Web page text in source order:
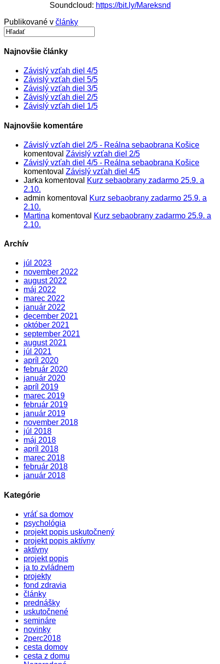
Soundcloud: https://bit.ly/Mareksnd
Publikované v články
Najnovšie články
Závislý vzťah diel 4/5
Závislý vzťah diel 5/5
Závislý vzťah diel 3/5
Závislý vzťah diel 2/5
Závislý vzťah diel 1/5
Najnovšie komentáre
Závislý vzťah diel 2/5 - Reálna sebaobrana Košice
komentoval Závislý vzťah diel 2/5
Závislý vzťah diel 4/5 - Reálna sebaobrana Košice
komentoval Závislý vzťah diel 4/5
Jarka komentoval
Kurz sebaobrany zadarmo 25.9. a
2.10.
admin komentoval
Kurz sebaobrany zadarmo 25.9. a
2.10.
Martina komentoval
Kurz sebaobrany zadarmo 25.9. a
2.10.
Archív
júl 2023
november 2022
august 2022
máj 2022
marec 2022
január 2022
december 2021
október 2021
september 2021
august 2021
júl 2021
apríl 2020
február 2020
január 2020
apríl 2019
marec 2019
február 2019
január 2019
november 2018
júl 2018
máj 2018
apríl 2018
marec 2018
február 2018
január 2018
Kategórie
vráť sa domov
psychológia
projekt popis uskutočnený
projekt popis aktívny
aktívny
projekt popis
ja to zvládnem
projekty
fond zdravia
články
prednášky
uskutočnené
semináre
novinky
2perc2018
cesta domov
cesta z domu